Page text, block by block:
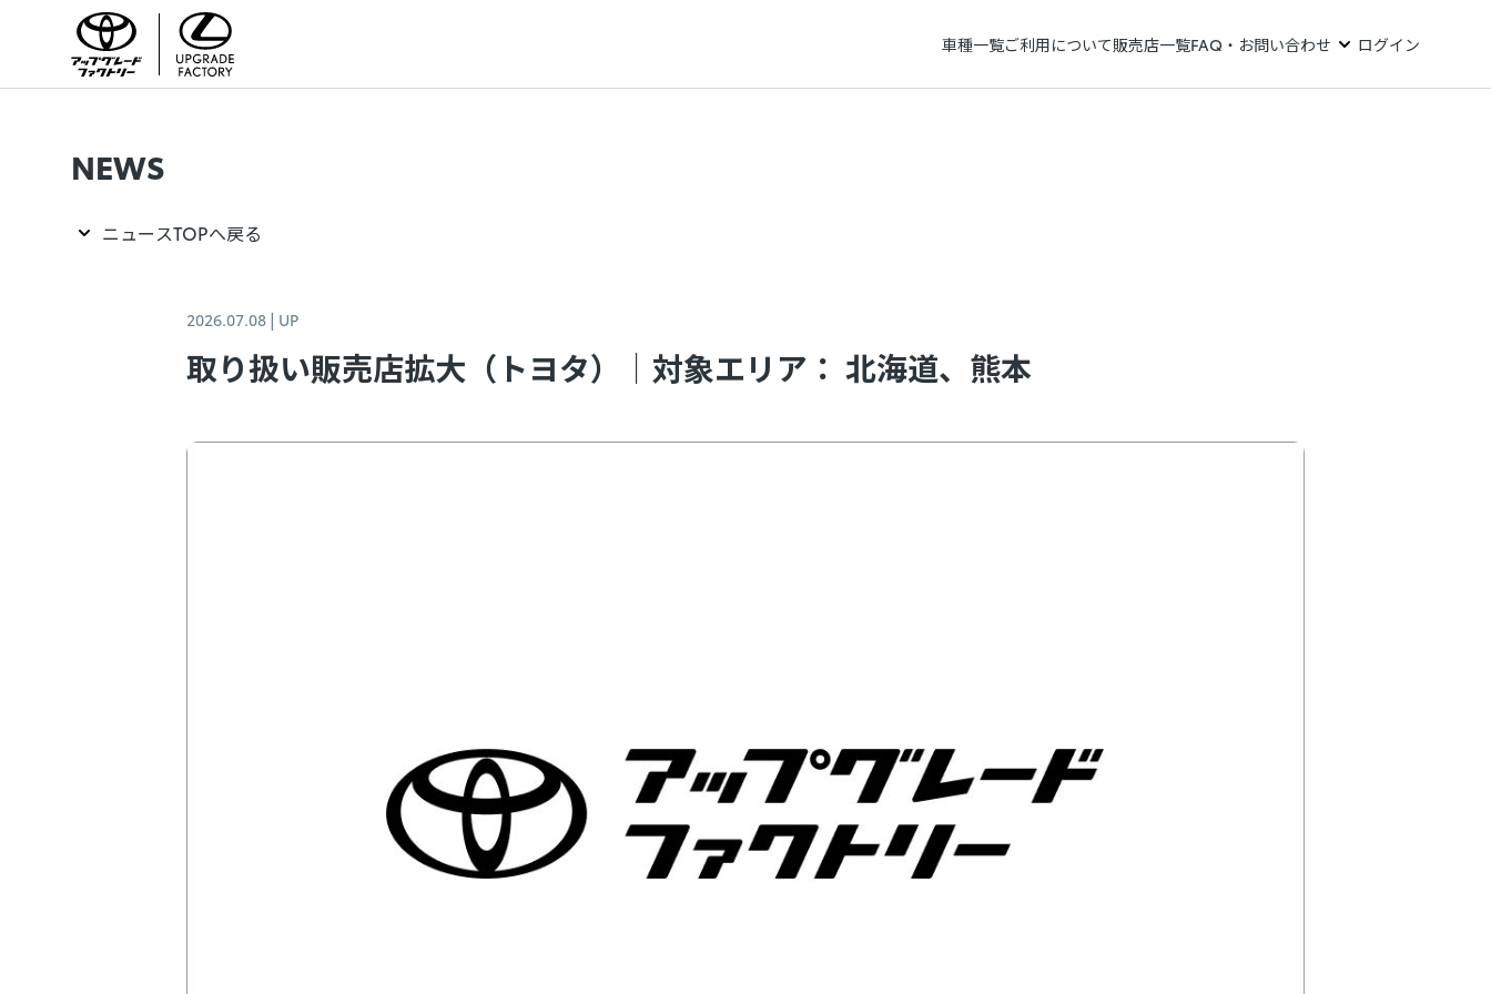
車種一覧ご利用について販売店一覧FAQ・お問い合わせ ログイン
NEWS
ニュースTOPへ戻る
2026.07.08 | UP
取り扱い販売店拡大（トヨタ）｜対象エリア： 北海道、熊本